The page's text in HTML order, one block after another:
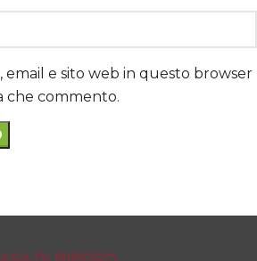
email e sito web in questo browser
che commento.